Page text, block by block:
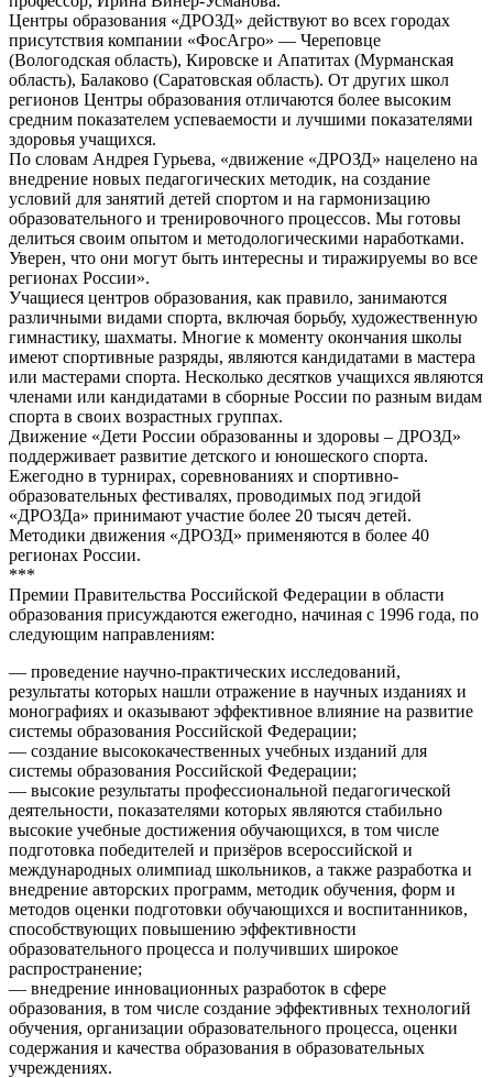
Центры образования «ДРОЗД» действуют во всех городах
присутствия компании «ФосАгро» — Череповце
(Вологодская область), Кировске и Апатитах (Мурманская
область), Балаково (Саратовская область). От других школ
регионов Центры образования отличаются более высоким
средним показателем успеваемости и лучшими показателями
здоровья учащихся.
По словам Андрея Гурьева, «движение «ДРОЗД» нацелено на
внедрение новых педагогических методик, на создание
условий для занятий детей спортом и на гармонизацию
образовательного и тренировочного процессов. Мы готовы
делиться своим опытом и методологическими наработками.
Уверен, что они могут быть интересны и тиражируемы во все
регионах России».
Учащиеся центров образования, как правило, занимаются
различными видами спорта, включая борьбу, художественную
гимнастику, шахматы. Многие к моменту окончания школы
имеют спортивные разряды, являются кандидатами в мастера
или мастерами спорта. Несколько десятков учащихся являются
членами или кандидатами в сборные России по разным видам
спорта в своих возрастных группах.
Движение «Дети России образованны и здоровы – ДРОЗД»
поддерживает развитие детского и юношеского спорта.
Ежегодно в турнирах, соревнованиях и спортивно-
образовательных фестивалях, проводимых под эгидой
«ДРОЗДа» принимают участие более 20 тысяч детей.
Методики движения «ДРОЗД» применяются в более 40
регионах России.
***
Премии Правительства Российской Федерации в области
образования присуждаются ежегодно, начиная с 1996 года, по
следующим направлениям:
— проведение научно-практических исследований,
результаты которых нашли отражение в научных изданиях и
монографиях и оказывают эффективное влияние на развитие
системы образования Российской Федерации;
— создание высококачественных учебных изданий для
системы образования Российской Федерации;
— высокие результаты профессиональной педагогической
деятельности, показателями которых являются стабильно
высокие учебные достижения обучающихся, в том числе
подготовка победителей и призёров всероссийской и
международных олимпиад школьников, а также разработка и
внедрение авторских программ, методик обучения, форм и
методов оценки подготовки обучающихся и воспитанников,
способствующих повышению эффективности
образовательного процесса и получивших широкое
распространение;
— внедрение инновационных разработок в сфере
образования, в том числе создание эффективных технологий
обучения, организации образовательного процесса, оценки
содержания и качества образования в образовательных
учреждениях.